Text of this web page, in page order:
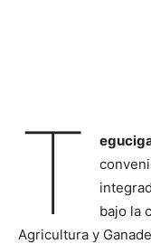
T
bajo la
Agricultura y